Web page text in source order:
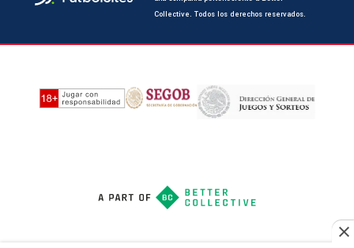
Collective. Todos los derechos reservados.